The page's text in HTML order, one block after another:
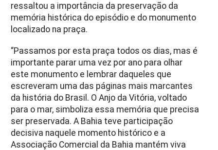
ressaltou a importância da preservação da
memória histórica do episódio e do monumento
localizado na praça.
“Passamos por esta praça todos os dias, mas é
importante parar uma vez por ano para olhar
este monumento e lembrar daqueles que
escreveram uma das páginas mais marcantes
da história do Brasil. O Anjo da Vitória, voltado
para o mar, simboliza essa memória que precisa
ser preservada. A Bahia teve participação
decisiva naquele momento histórico e a
Associação Comercial da Bahia mantém viva